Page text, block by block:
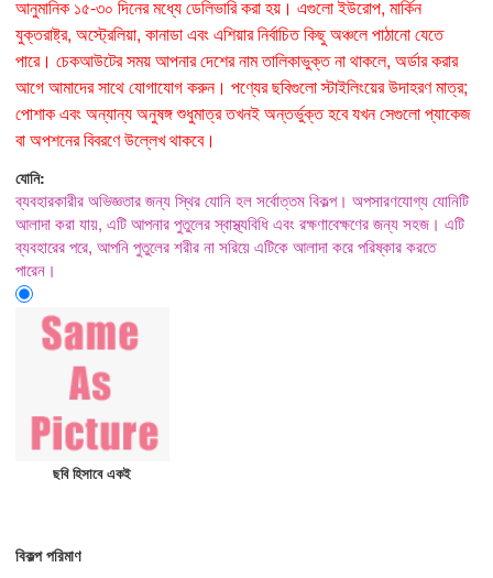
আনুমানিক ১৫-৩০ দিনের মধ্যে ডেলিভারি করা হয়। এগুলো ইউরোপ, মার্কিন
যুক্তরাষ্ট্র, অস্ট্রেলিয়া, কানাডা এবং এশিয়ার নির্বাচিত কিছু অঞ্চলে পাঠানো যেতে
পারে। চেকআউটের সময় আপনার দেশের নাম তালিকাভুক্ত না থাকলে, অর্ডার করার
আগে আমাদের সাথে যোগাযোগ করুন। পণ্যের ছবিগুলো স্টাইলিংয়ের উদাহরণ মাত্র;
পোশাক এবং অন্যান্য অনুষঙ্গ শুধুমাত্র তখনই অন্তর্ভুক্ত হবে যখন সেগুলো প্যাকেজ
বা অপশনের বিবরণে উল্লেখ থাকবে।
যোনি:
ব্যবহারকারীর অভিজ্ঞতার জন্য স্থির যোনি হল সর্বোত্তম বিকল্প। অপসারণযোগ্য যোনিটি
আলাদা করা যায়, এটি আপনার পুতুলের স্বাস্থ্যবিধি এবং রক্ষণাবেক্ষণের জন্য সহজ। এটি
ব্যবহারের পরে, আপনি পুতুলের শরীর না সরিয়ে এটিকে আলাদা করে পরিষ্কার করতে
পারেন।
ছবি হিসাবে একই
বিকল্প পরিমাণ